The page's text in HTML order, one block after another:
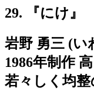
29. 『にけ』
岩野 勇三 (い
1986年制作
若々しく均